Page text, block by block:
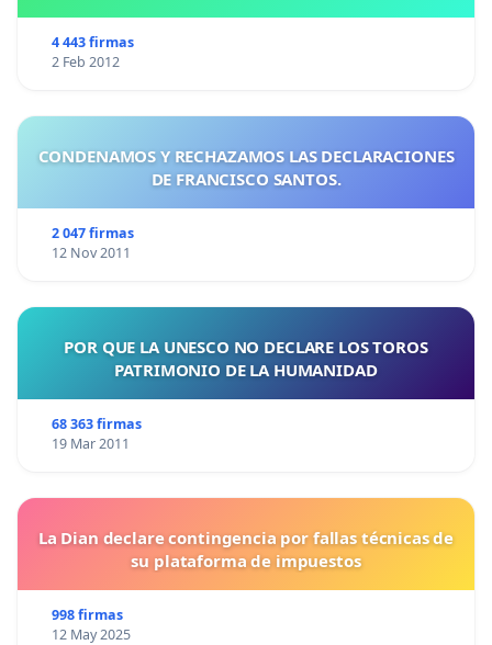
4 443 firmas
2 Feb 2012
CONDENAMOS Y RECHAZAMOS LAS DECLARACIONES
DE FRANCISCO SANTOS.
2 047 firmas
12 Nov 2011
POR QUE LA UNESCO NO DECLARE LOS TOROS
PATRIMONIO DE LA HUMANIDAD
68 363 firmas
19 Mar 2011
La Dian declare contingencia por fallas técnicas de
su plataforma de impuestos
998 firmas
12 May 2025